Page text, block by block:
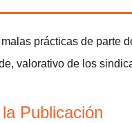
prácticas de parte
valorativo de los
Publicación